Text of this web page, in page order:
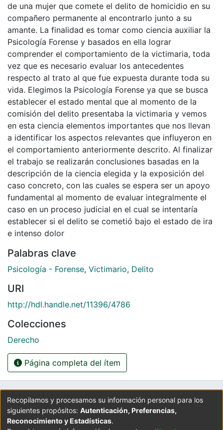
de una mujer que comete el delito de homicidio en su
compañero permanente al encontrarlo junto a su
amante. La finalidad es tomar como ciencia auxiliar la
Psicología Forense y basados en ella lograr
comprender el comportamiento de la victimaria, toda
vez que es necesario evaluar los antecedentes
respecto al trato al que fue expuesta durante toda su
vida. Elegimos la Psicología Forense ya que se busca
establecer el estado mental que al momento de la
comisión del delito presentaba la victimaria y vemos
en esta ciencia elementos importantes que nos llevan
a identificar los aspectos relevantes que influyeron en
el comportamiento anteriormente descrito. Al finalizar
el trabajo se realizarán conclusiones basadas en la
descripción de la ciencia elegida y la exposición del
caso concreto, con las cuales se espera ser un apoyo
fundamental al momento de evaluar integralmente el
caso en un proceso judicial en el cual se intentaría
establecer si el delito se cometió bajo el estado de ira
e intenso dolor
Palabras clave
Psicología - Forense, Victimario, Delito
URI
http://hdl.handle.net/11396/4786
Colecciones
Derecho
Página completa del ítem
UNIVERSIDAD LA GRAN COLOMBIA
Cra 6 No. 12B - 40. PBX: 3276999
Universidad La Gran Colombia - Bogotá D.C.
Recopilamos y procesamos su información personal para los
siguientes propósitos: Autenticación, Preferencias,
Reconocimiento y Estadísticas.